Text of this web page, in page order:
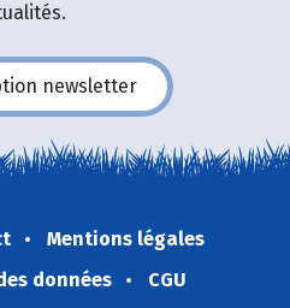
newsletter
Mentions légales
données
CGU